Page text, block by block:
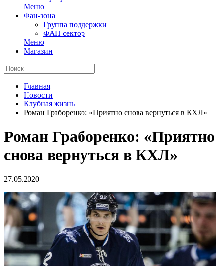
Меню
Фан-зона
Группа поддержки
ФАН сектор
Меню
Магазин
Главная
Новости
Клубная жизнь
Роман Граборенко: «Приятно снова вернуться в КХЛ»
Роман Граборенко: «Приятно
снова вернуться в КХЛ»
27.05.2020